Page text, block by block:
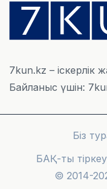
БИЛІК
«Бәйтерек»
кредиттік
БЖЗҚ-дағы
7kun.kz – іскерлік
Байланыс үшін:
Біз
БАҚ-ты тіркеу
© 2014-